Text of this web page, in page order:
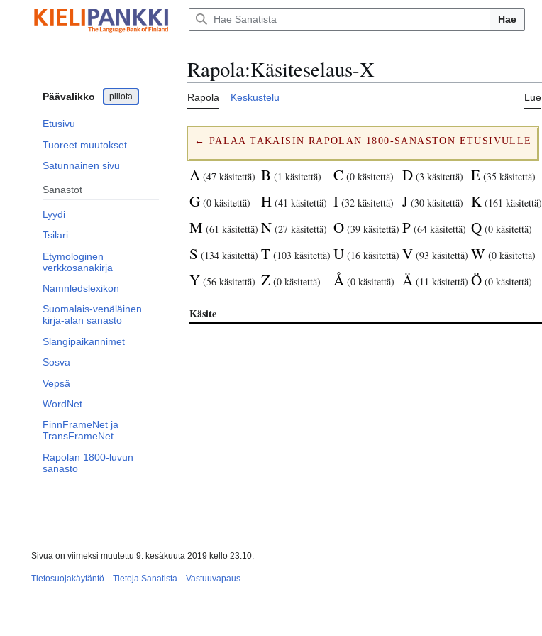
sisältöön
Hae
Päävalikko piilota
Etusivu
Tuoreet muutokset
Satunnainen sivu
Sanastot
Lyydi
Tsilari
Etymologinen
verkkosanakirja
Namnledslexikon
Suomalais-venäläinen
kirja-alan sanasto
Slangipaikannimet
Sosva
Vepsä
WordNet
FinnFrameNet ja
TransFrameNet
Rapolan 1800-luvun
sanasto
Rapola:Käsiteselaus-X
Rapola Keskustelu Lue
← PALAA TAKAISIN RAPOLAN 1800-SANASTON ETUSIVULLE
A (47 käsitettä) B (1 käsitettä) C (0 käsitettä) D (3 käsitettä) E (35 käsitettä)
G (0 käsitettä) H (41 käsitettä) I (32 käsitettä) J (30 käsitettä) K (161 käsitettä)
M (61 käsitettä) N (27 käsitettä) O (39 käsitettä) P (64 käsitettä) Q (0 käsitettä)
S (134 käsitettä) T (103 käsitettä) U (16 käsitettä) V (93 käsitettä) W (0 käsitettä)
Y (56 käsitettä) Z (0 käsitettä) Å (0 käsitettä) Ä (11 käsitettä) Ö (0 käsitettä)
Käsite
Sivua on viimeksi muutettu 9. kesäkuuta 2019 kello 23.10.
Tietosuojakäytäntö Tietoja Sanatista Vastuuvapaus